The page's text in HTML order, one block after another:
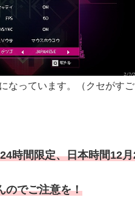
なっています。（クセがすご
時間限定、日本時間12
のでご注意を！